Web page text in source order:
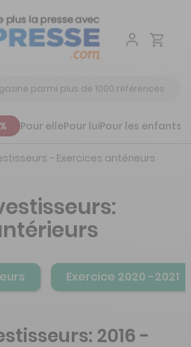
Aller
Pour ellePour luiPour les enfants
- Exercices antérieurs
Exercice 2020 -2021
2016 -